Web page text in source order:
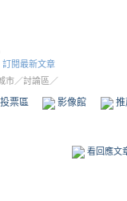
訂閱最新文章
市／討論區／
票區 影像館
看回應文